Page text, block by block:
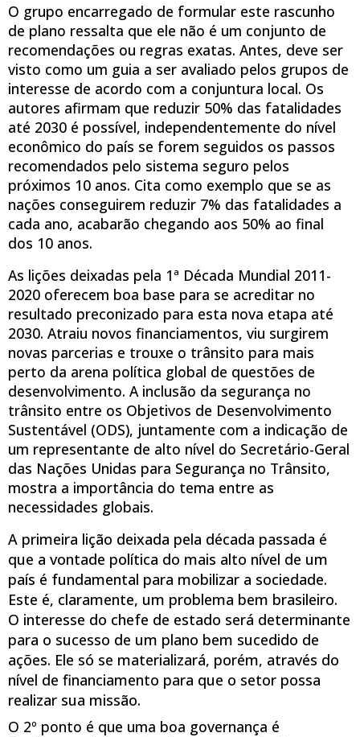
O grupo encarregado de formular este rascunho
de plano ressalta que ele não é um conjunto de
recomendações ou regras exatas. Antes, deve ser
visto como um guia a ser avaliado pelos grupos de
interesse de acordo com a conjuntura local. Os
autores afirmam que reduzir 50% das fatalidades
até 2030 é possível, independentemente do nível
econômico do país se forem seguidos os passos
recomendados pelo sistema seguro pelos
próximos 10 anos. Cita como exemplo que se as
nações conseguirem reduzir 7% das fatalidades a
cada ano, acabarão chegando aos 50% ao final
dos 10 anos.
As lições deixadas pela 1ª Década Mundial 2011-
2020 oferecem boa base para se acreditar no
resultado preconizado para esta nova etapa até
2030. Atraiu novos financiamentos, viu surgirem
novas parcerias e trouxe o trânsito para mais
perto da arena política global de questões de
desenvolvimento. A inclusão da segurança no
trânsito entre os Objetivos de Desenvolvimento
Sustentável (ODS), juntamente com a indicação de
um representante de alto nível do Secretário-Geral
das Nações Unidas para Segurança no Trânsito,
mostra a importância do tema entre as
necessidades globais.
A primeira lição deixada pela década passada é
que a vontade política do mais alto nível de um
país é fundamental para mobilizar a sociedade.
Este é, claramente, um problema bem brasileiro.
O interesse do chefe de estado será determinante
para o sucesso de um plano bem sucedido de
ações. Ele só se materializará, porém, através do
nível de financiamento para que o setor possa
realizar sua missão.
O 2º ponto é que uma boa governança é